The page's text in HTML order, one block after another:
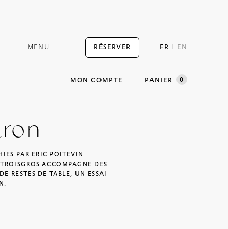
MENU RÉSERVER FR EN
MON COMPTE PANIER 0
PAR ERIC POITEVIN
ACCOMPAGNÉ DES
RESTES DE TABLE, UN ESSAI